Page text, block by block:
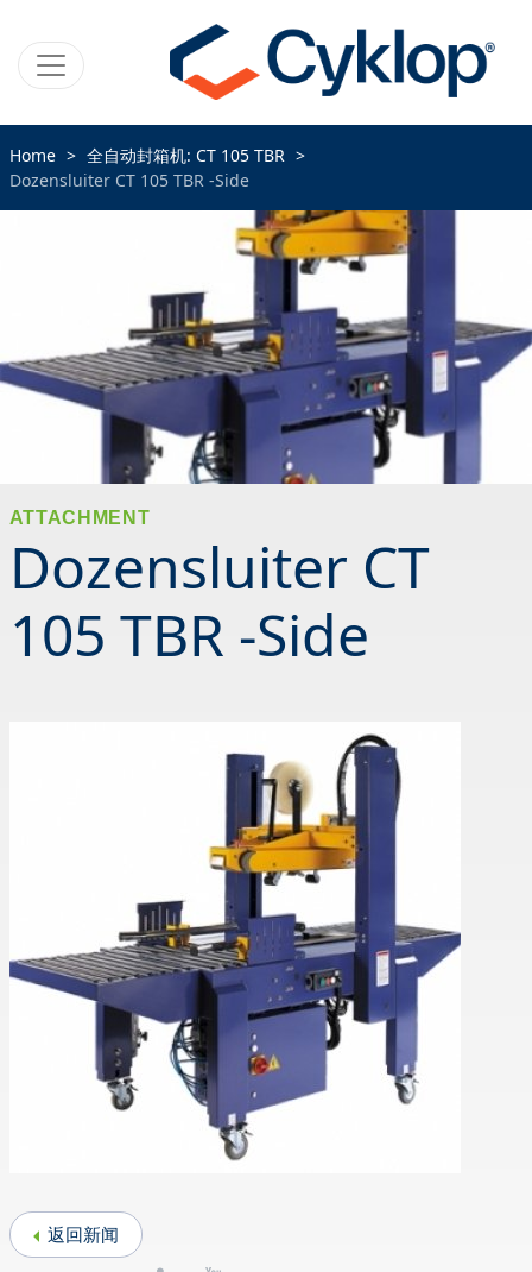
Home
全自动封箱机: CT 105 TBR
Dozensluiter CT 105 TBR -Side
ATTACHMENT
Dozensluiter CT
105 TBR -Side
返回新闻